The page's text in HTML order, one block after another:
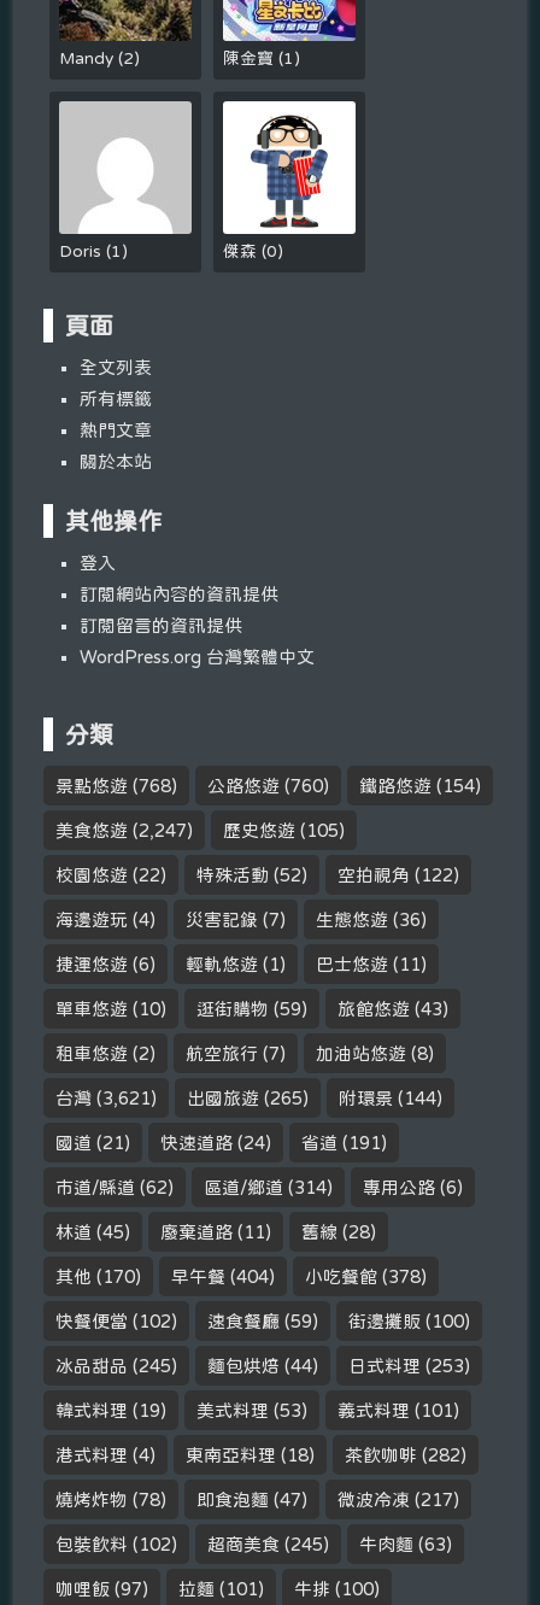
Mandy(2) 陳金寶(1 )
Doris(1 ) 傑森(0)
頁面
全文列表
所有標籤
熱門文章
關於本站
其他操作
登入
訂閱網站內容的資訊提供
訂閱留言的資訊提供
WordPress.org 台灣繁體中文
分類
景點悠遊 (768) 公路悠遊 (760) 鐵路悠遊 (154)
美食悠遊 (2,247) 歷史悠遊 (105)
校園悠遊 (22) 特殊活動 (52) 空拍視角 (122)
海邊遊玩 (4) 災害記錄 (7) 生態悠遊 (36)
捷運悠遊 (6) 輕軌悠遊 (1) 巴士悠遊 (11)
單車悠遊 (10) 逛街購物 (59) 旅館悠遊 (43)
租車悠遊 (2) 航空旅行 (7) 加油站悠遊 (8)
台灣 (3,621) 出國旅遊 (265) 附環景 (144)
國道 (21) 快速道路 (24) 省道 (191)
市道/縣道 (62) 區道/鄉道 (314) 專用公路 (6)
林道 (45) 廢棄道路 (11) 舊線 (28)
其他 (170) 早午餐 (404) 小吃餐館 (378)
快餐便當 (102) 速食餐廳 (59) 街邊攤販 (100)
冰品甜品 (245) 麵包烘焙 (44) 日式料理 (253)
韓式料理 (19) 美式料理 (53) 義式料理 (101)
港式料理 (4) 東南亞料理 (18) 茶飲咖啡 (282)
燒烤炸物 (78) 即食泡麵 (47) 微波冷凍 (217)
包裝飲料 (102) 超商美食 (245) 牛肉麵 (63)
咖哩飯 (97) 拉麵 (101) 牛排 (100)